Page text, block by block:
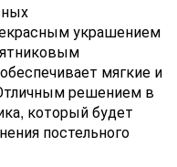
украшением
мягкие и
решением в
который будет
постельного